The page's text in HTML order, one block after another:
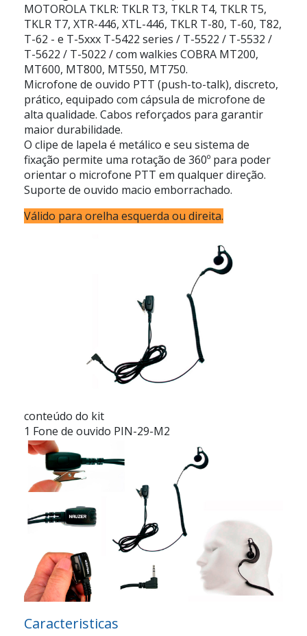
MOTOROLA TKLR: TKLR T3, TKLR T4, TKLR T5,
TKLR T7, XTR-446, XTL-446, TKLR T-80, T-60, T82,
T-62 - e T-5xxx T-5422 series / T-5522 / T-5532 /
T-5622 / T-5022 / com walkies COBRA MT200,
MT600, MT800, MT550, MT750.
Microfone de ouvido PTT (push-to-talk), discreto,
prático, equipado com cápsula de microfone de
alta qualidade. Cabos reforçados para garantir
maior durabilidade.
O clipe de lapela é metálico e seu sistema de
fixação permite uma rotação de 360º para poder
orientar o microfone PTT em qualquer direção.
Suporte de ouvido macio emborrachado.
Válido para orelha esquerda ou direita.
conteúdo do kit
1 Fone de ouvido PIN-29-M2
Caracteristicas